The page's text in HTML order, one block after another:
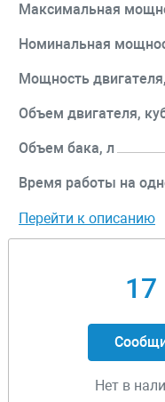
Максимальная
Номинальная
Мощность
Объем двигателя,
Объем бака, л
Время работы на
Перейти к описанию
17
Нет в